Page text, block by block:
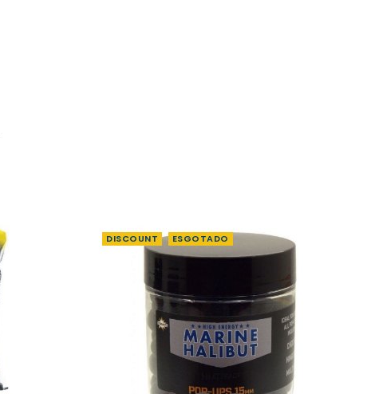
DISCOUNT ESGOTADO